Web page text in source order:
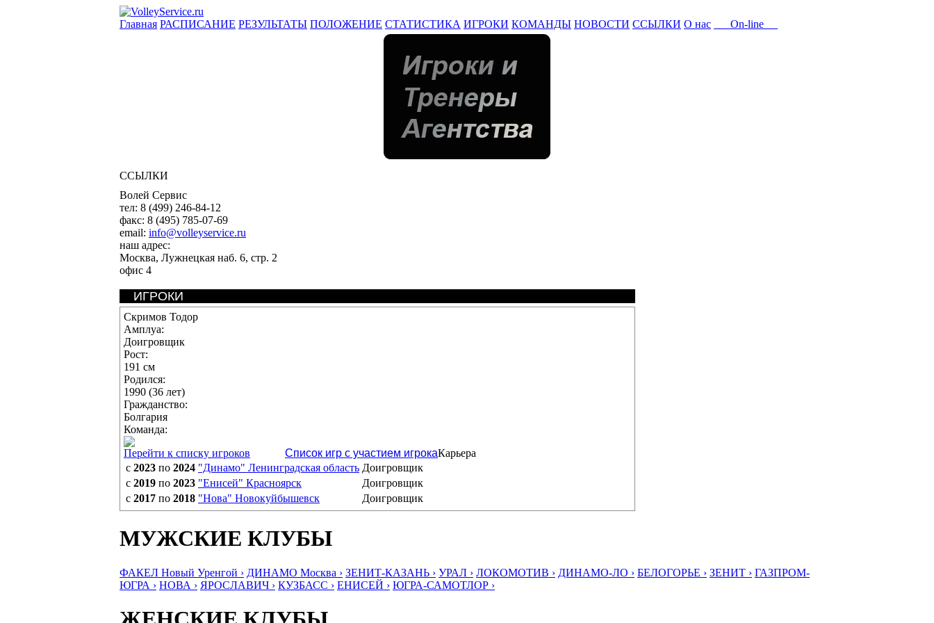
Главная РАСПИСАНИЕ РЕЗУЛЬТАТЫ ПОЛОЖЕНИЕ СТАТИСТИКА ИГРОКИ КОМАНДЫ НОВОСТИ ССЫЛКИ О нас On-line
ССЫЛКИ
Волей Сервис
тел: 8 (499) 246-84-12
факс: 8 (495) 785-07-69
email: info@volleyservice.ru
наш адрес:
Москва, Лужнецкая наб. 6, стр. 2
офис 4
ИГРОКИ
Скримов Тодор
Амплуа:
Доигровщик
Рост:
191 см
Родился:
1990 (36 лет)
Гражданство:
Болгария
Команда:
Перейти к списку игроков
Список игр с участием игрокаКарьера
с 2023 по 2024 "Динамо" Ленинградская область Доигровщик
с 2019 по 2023 "Енисей" Красноярск
Доигровщик
с 2017 по 2018 "Нова" Новокуйбышевск Доигровщик
МУЖСКИЕ КЛУБЫ
ФАКЕЛ Новый Уренгой › ДИНАМО Москва › ЗЕНИТ-КАЗАНЬ › УРАЛ › ЛОКОМОТИВ › ДИНАМО-ЛО › БЕЛОГОРЬЕ › ЗЕНИТ › ГАЗПРОМ-
ЮГРА › НОВА › ЯРОСЛАВИЧ › КУЗБАСС › ЕНИСЕЙ › ЮГРА-САМОТЛОР ›